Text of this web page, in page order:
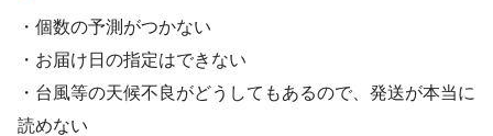
・個数の予測がつかない
・お届け日の指定はできない
・台風等の天候不良がどうしてもあるので、発送が本当に
読めない